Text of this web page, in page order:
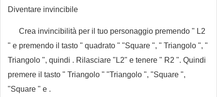
Diventare invincibile
Crea invincibilità per il tuo personaggio premendo " L2
" e premendo il tasto " quadrato " "Square ", " Triangolo ", "
Triangolo ", quindi . Rilasciare "L2" e tenere " R2 ". Quindi
premere il tasto " Triangolo " "Triangolo ", "Square ",
"Square " e .